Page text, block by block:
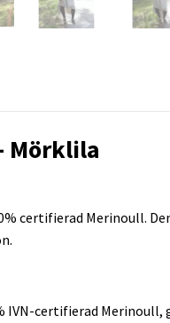
Mörklila
certifierad Merinoull.
IVN-certifierad